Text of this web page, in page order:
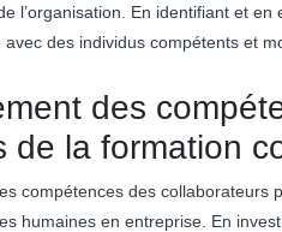
l’organisation. En identifiant et
des individus compétents et
des
de la formation
compétences des
humaines en entreprise. En